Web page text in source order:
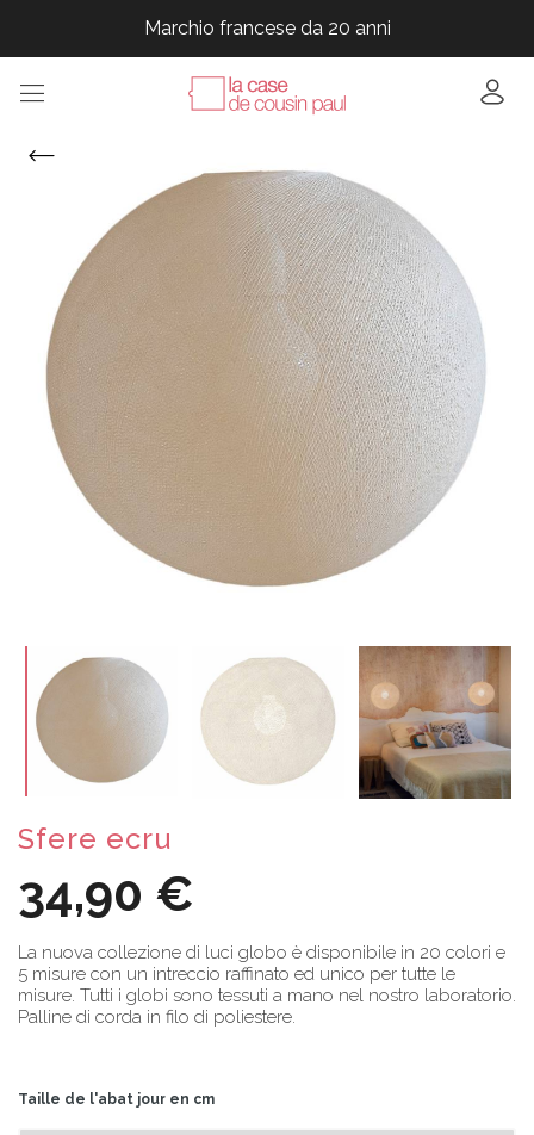
Marchio francese da 20 anni
Marchio francese da 20 anni
Marchio francese da 20 anni
Sfere ecru
34,90 €
La nuova collezione di luci globo è disponibile in 20 colori e
5 misure con un intreccio raffinato ed unico per tutte le
misure. Tutti i globi sono tessuti a mano nel nostro laboratorio.
Palline di corda in filo di poliestere.
Taille de l'abat jour en cm